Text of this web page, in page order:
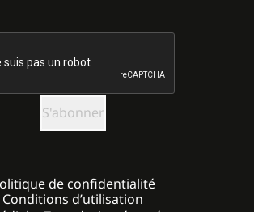
de confidentialité
Conditions d’utilisation